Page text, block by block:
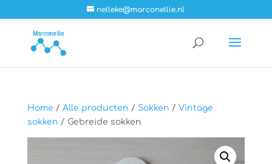
nelleke@marconellie.nl
Home / Alle producten / Sokken / Vintage
sokken / Gebreide sokken